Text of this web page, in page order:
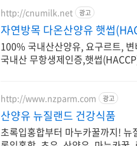
http://cnumilk.net 광고
자연방목 다온산양유 햇썹
100% 국내산산양유, 요구르트,
국내산 무항생제인증,햇썹
http://www.nzparm.com 광고
산양유 뉴질랜드 건강식품
초록입홍합부터 마누카꿀까지!